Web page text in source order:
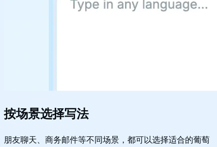
按场景选择写法
朋友聊天、商务邮件等不同场景，都可以选择适合的葡萄